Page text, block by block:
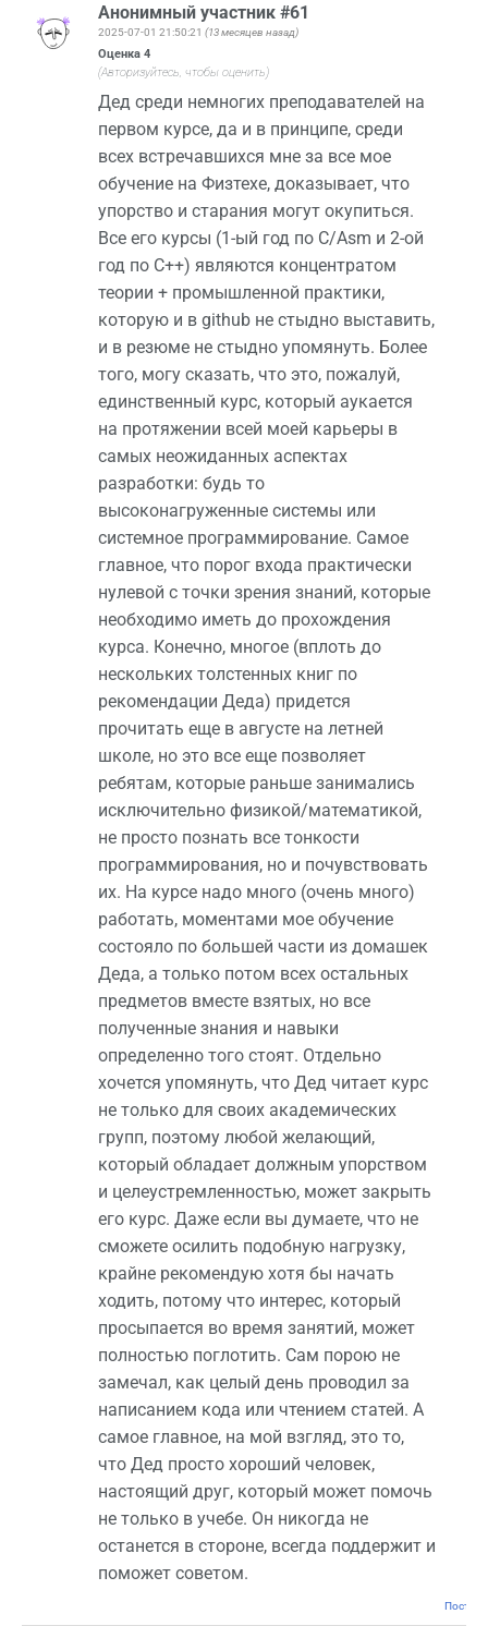
Анонимный участник #61
2025-07-01 21:50:21 (13 месяцев назад)
Оценка 4
(Авторизуйтесь, чтобы оценить)
Дед среди немногих преподавателей на
первом курсе, да и в принципе, среди
всех встречавшихся мне за все мое
обучение на Физтехе, доказывает, что
упорство и старания могут окупиться.
Все его курсы (1-ый год по C/Asm и 2-ой
год по C++) являются концентратом
теории + промышленной практики,
которую и в github не стыдно выставить,
и в резюме не стыдно упомянуть. Более
того, могу сказать, что это, пожалуй,
единственный курс, который аукается
на протяжении всей моей карьеры в
самых неожиданных аспектах
разработки: будь то
высоконагруженные системы или
системное программирование. Самое
главное, что порог входа практически
нулевой с точки зрения знаний, которые
необходимо иметь до прохождения
курса. Конечно, многое (вплоть до
нескольких толстенных книг по
рекомендации Деда) придется
прочитать еще в августе на летней
школе, но это все еще позволяет
ребятам, которые раньше занимались
исключительно физикой/математикой,
не просто познать все тонкости
программирования, но и почувствовать
их. На курсе надо много (очень много)
работать, моментами мое обучение
состояло по большей части из домашек
Деда, а только потом всех остальных
предметов вместе взятых, но все
полученные знания и навыки
определенно того стоят. Отдельно
хочется упомянуть, что Дед читает курс
не только для своих академических
групп, поэтому любой желающий,
который обладает должным упорством
и целеустремленностью, может закрыть
его курс. Даже если вы думаете, что не
сможете осилить подобную нагрузку,
крайне рекомендую хотя бы начать
ходить, потому что интерес, который
просыпается во время занятий, может
полностью поглотить. Сам порою не
замечал, как целый день проводил за
написанием кода или чтением статей. А
самое главное, на мой взгляд, это то,
что Дед просто хороший человек,
настоящий друг, который может помочь
не только в учебе. Он никогда не
останется в стороне, всегда поддержит и
поможет советом.